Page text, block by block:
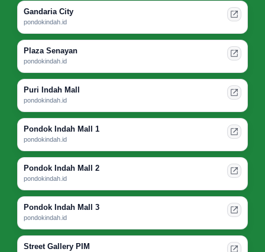
Gandaria City
pondokindah.id
Plaza Senayan
pondokindah.id
Puri Indah Mall
pondokindah.id
Pondok Indah Mall 1
pondokindah.id
Pondok Indah Mall 2
pondokindah.id
Pondok Indah Mall 3
pondokindah.id
Street Gallery PIM